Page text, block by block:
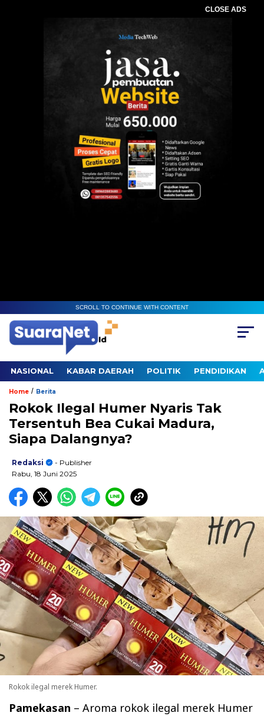
CLOSE ADS
SCROLL TO CONTINUE WITH CONTENT
NASIONAL KABAR DAERAH POLITIK PENDIDIKAN
Home / Berita
Rokok Ilegal Humer Nyaris Tak
Tersentuh Bea Cukai Madura,
Siapa Dalangnya?
Redaksi
- Publisher
Rabu, 18 Juni 2025
Rokok ilegal merek Humer.
Pamekasan – Aroma rokok ilegal merek Humer